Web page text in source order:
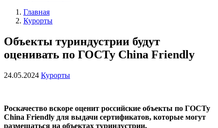
Главная
Курорты
Объекты туриндустрии будут
оценивать по ГОСТу China Friendly
24.05.2024 Курорты
Роскачество вскоре оценит российские объекты по ГОСТу
China Friendly для выдачи сертификатов, которые могут
размещаться на объектах туриндустрии.